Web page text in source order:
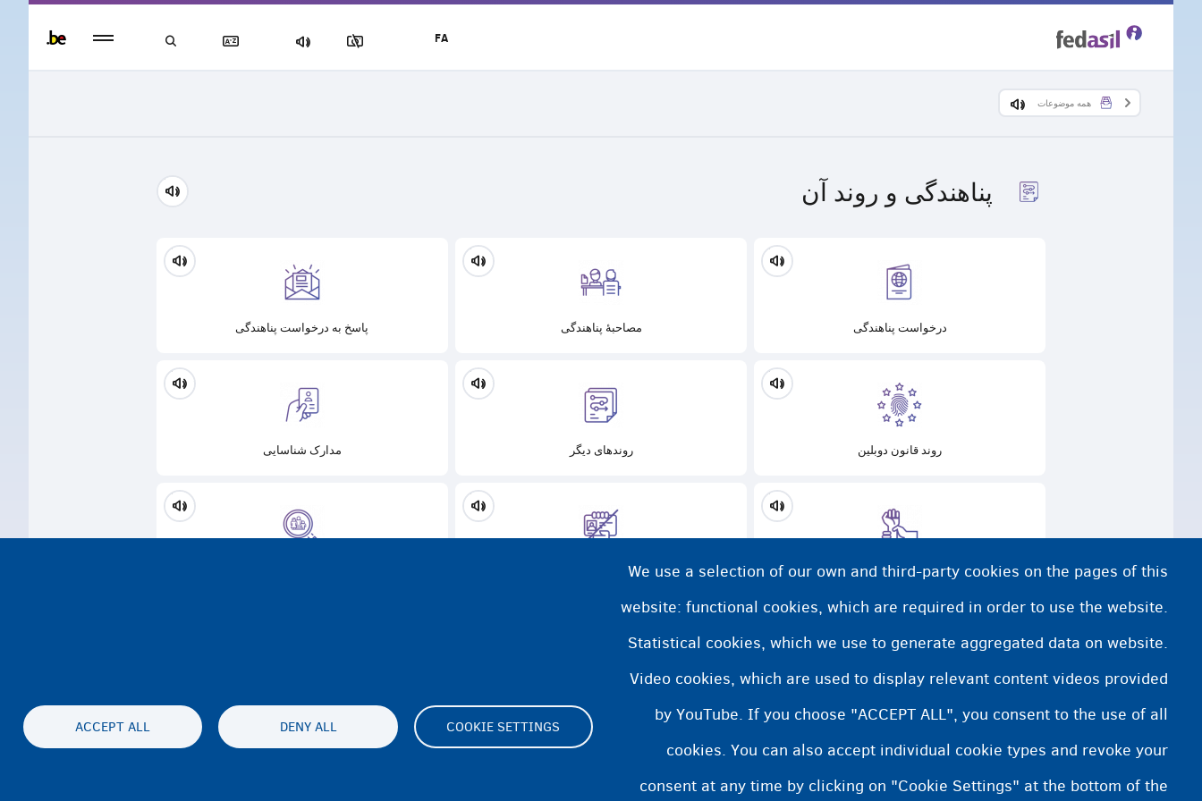
همه موضوعات
پناهندگی و روند آن
درخواست پناهندگی مصاحبۀ پناهندگی پاسخ به درخواست پناهندگی
روند قانون دوبلین روند‌های دیگر مدارک شناسایی
حمایت از قربانیان تجارت یا قاچاق انسان اقامت نامنظمWe use a selection of our own and third-party cookies on the pages of this
website: functional cookies, which are required in order to use the website.
Statistical cookies, which we use to generate aggregated data on website.
Video cookies, which are used to display relevant content videos provided
by YouTube. If you choose "ACCEPT ALL", you consent to the use of all
cookies. You can also accept individual cookie types and revoke your
consent at any time by clicking on "Cookie Settings" at the bottom of the
COOKIE SETTINGS
DENY ALL
ACCEPT ALL
Footer
Cookie Settings
FA
footer